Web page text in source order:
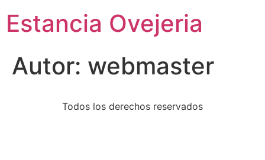
Estancia Ovejeria
Autor: webmaster
Todos los derechos reservados